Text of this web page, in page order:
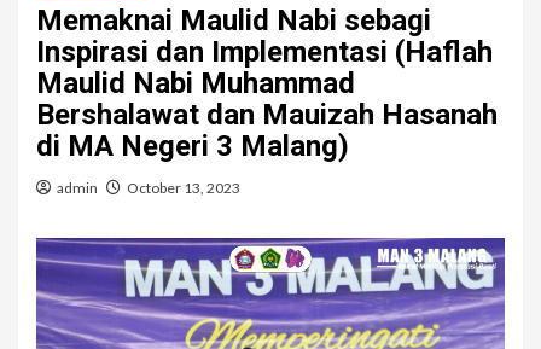
Memaknai Maulid Nabi sebagi
Inspirasi dan Implementasi (Haflah
Maulid Nabi Muhammad
Bershalawat dan Mauizah Hasanah
di MA Negeri 3 Malang)
admin October 13, 2023